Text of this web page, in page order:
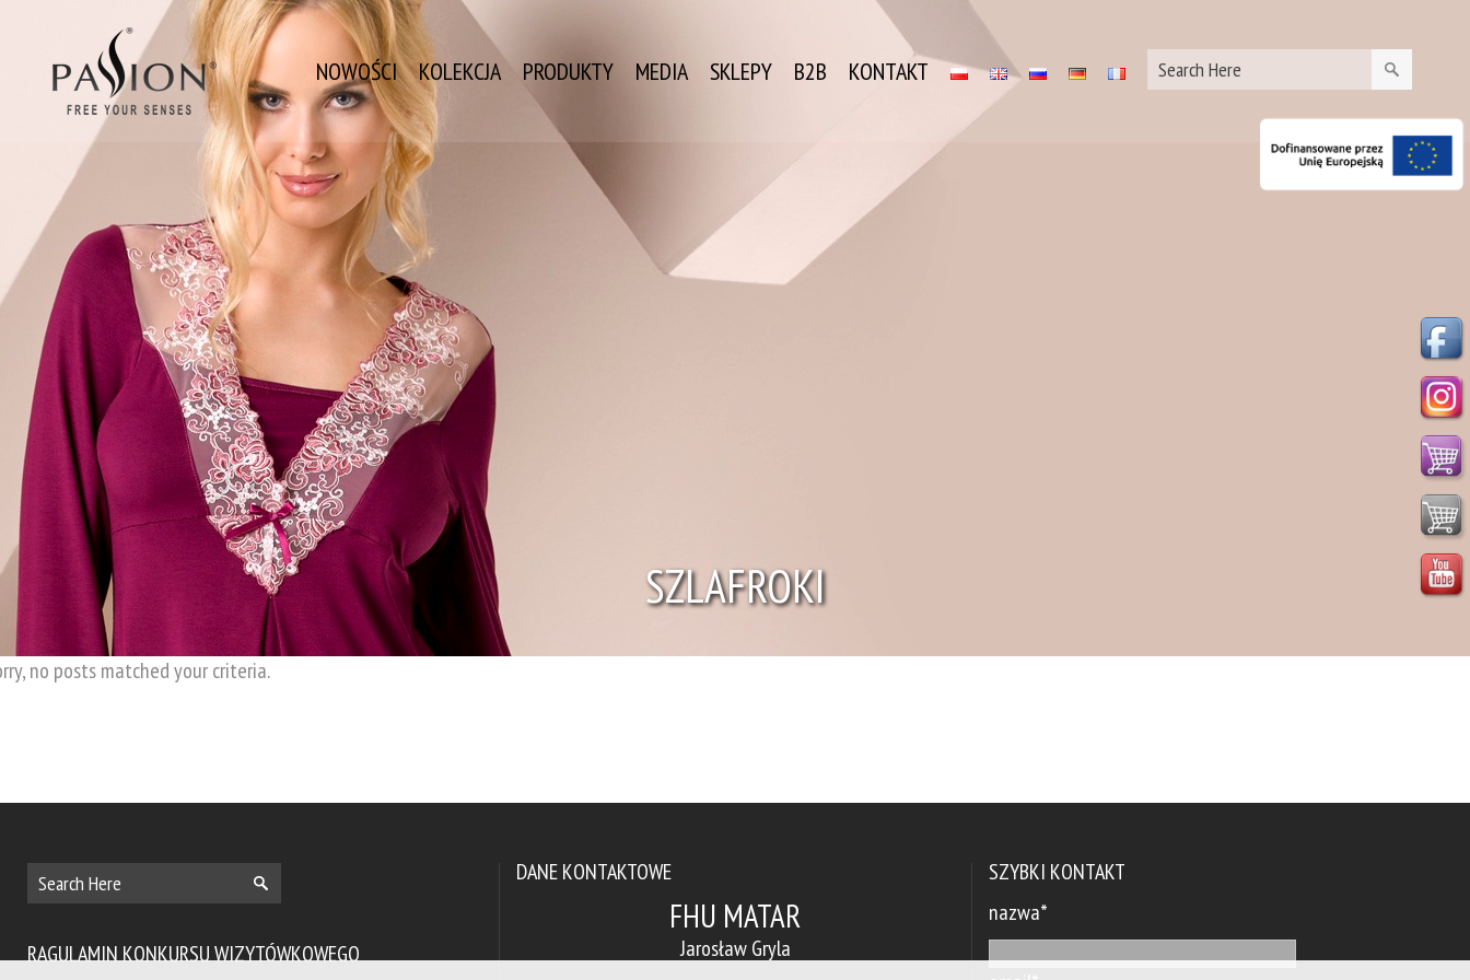
NOWOŚCI KOLEKCJA PRODUKTY MEDIA SKLEPY B2B KONTAKT
SZLAFROKI
no posts matched your criteria.
RAGULAMIN KONKURSU WIZYTÓWKOWEGO
DANE KONTAKTOWE
FHU MATAR
Jarosław Gryla
SZYBKI KONTAKT
nazwa*